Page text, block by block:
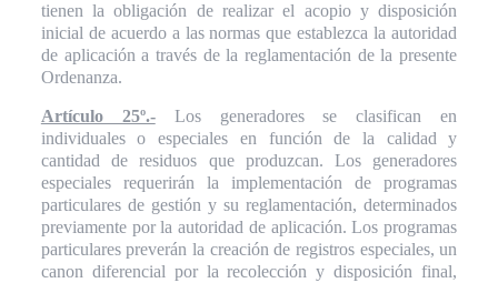
tienen la obligación de realizar el acopio y disposición
inicial de acuerdo a las normas que establezca la autoridad
de aplicación a través de la reglamentación de la presente
Ordenanza.
Artículo 25º.-Los generadores se clasifican en
individuales o especiales en función de la calidad y
cantidad de residuos que produzcan. Los generadores
especiales requerirán la implementación de programas
particulares de gestión y su reglamentación, determinados
previamente por la autoridad de aplicación. Los programas
particulares preverán la creación de registros especiales, un
canon diferencial por la recolección y disposición final,